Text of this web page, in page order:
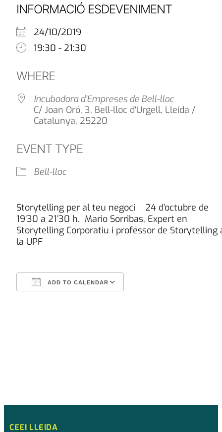
INFORMACIÓ ESDEVENIMENT
24/10/2019
19:30 - 21:30
WHERE
Incubadora d’Empreses de Bell-lloc
C/ Joan Oró, 3, Bell-lloc d'Urgell, Lleida /
Catalunya, 25220
EVENT TYPE
Bell-lloc
Storytelling per al teu negoci 24 d’octubre de
19’30 a 21’30 h. Mario Sorribas, Expert en
Storytelling Corporatiu i professor de Storytelling
la UPF
ADD TO CALENDAR
CEEI LLEIDA